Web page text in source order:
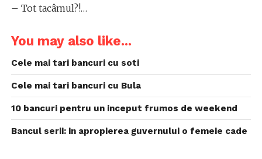
– Tot tacâmul?!…
You may also like...
Cele mai tari bancuri cu soti
Cele mai tari bancuri cu Bula
10 bancuri pentru un inceput frumos de weekend
Bancul serii: in apropierea guvernului o femeie cade